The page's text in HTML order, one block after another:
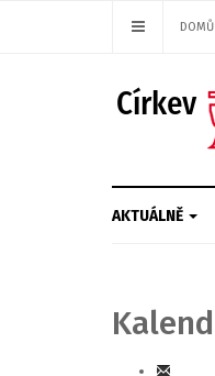
DOMŮ
AKTUÁLNĚ